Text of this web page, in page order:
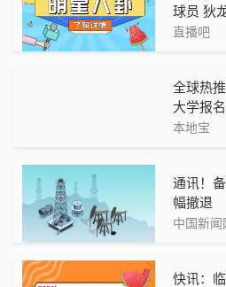
球员 狄
直播吧
全球热
大学报
本地宝
通讯！
幅撤退
中国新闻
快讯：